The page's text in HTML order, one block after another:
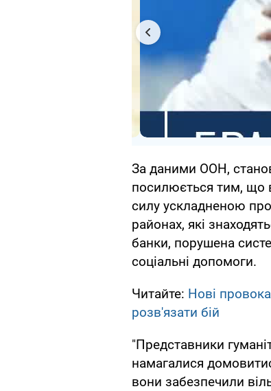
За даними ООН,
посилюється тим, що
силу ускладненою
районах, які
банки, порушена
соціальні допомоги.
Читайте: Нові
розв'язати бій
"Представники
намагалися
вони забезпечили